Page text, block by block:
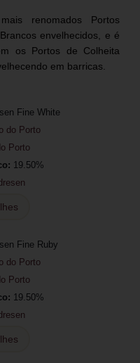
renomados Portos
envelhecidos, e é
os Portos de Colheita
em barricas.
Fine White
do Porto
Porto
19.50%
Fine Ruby
do Porto
Porto
19.50%